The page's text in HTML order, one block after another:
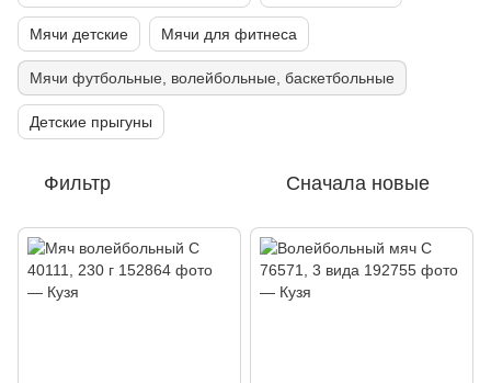
Мячи детские Мячи для фитнеса
Мячи футбольные, волейбольные, баскетбольные
Детские прыгуны
Фильтр Сначала новые